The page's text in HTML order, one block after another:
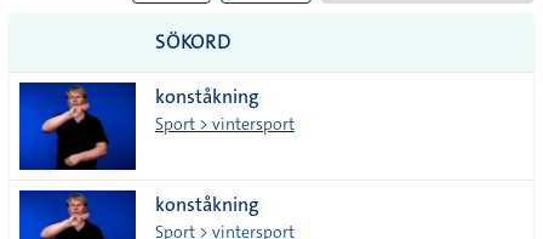
till
alla i
lista
SÖKORD
konståkning
Sport > vintersport
konståkning
Sport > vintersport